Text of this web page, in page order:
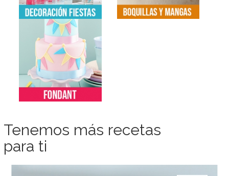
Tenemos más recetas
para ti